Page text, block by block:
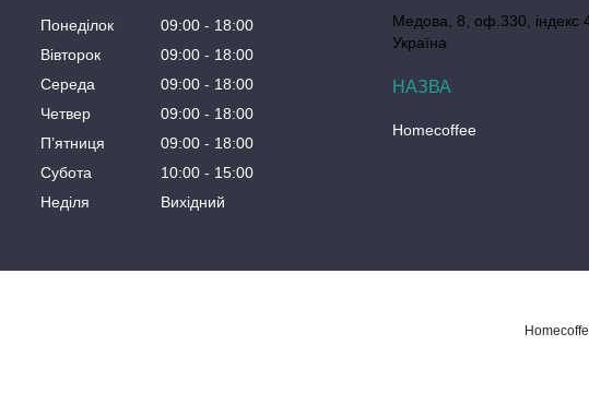
Понеділок 09:00
18:00
Вівторок
09:00
18:00
Середа
09:00
18:00
Четвер
09:00
18:00
Пʼятниця
09:00
18:00
Субота
10:00
15:00
Неділя
Вихідний
Медова, 8, оф.330, індекс
Україна
Homecoffee